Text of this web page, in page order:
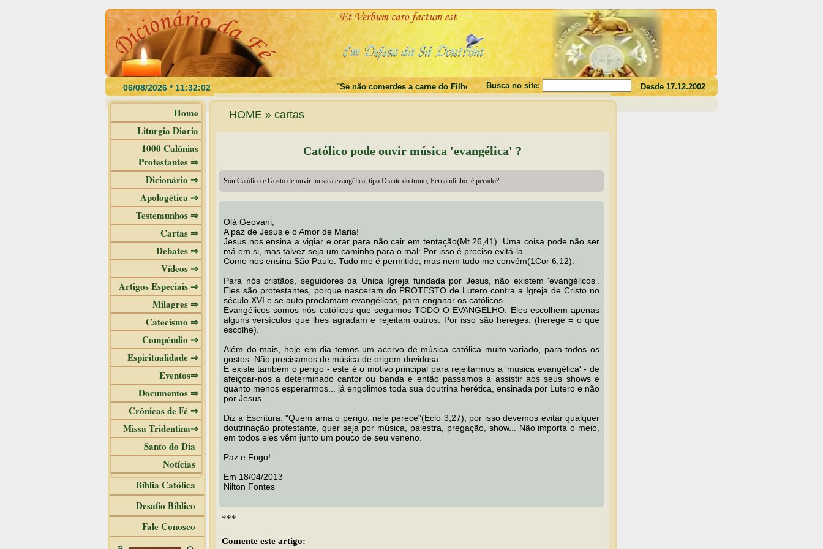
"Se não comerdes a carne do Filho do Homem, e não beberdes o seu sangue, não tereis a vida em vós"(Jo 6,53)
Busca no site: Desde 17.12.2002
Home
Liturgia Diaria
1000 Calúnias
Protestantes ⇒
Dicionário ⇒
Apologética ⇒
Testemunhos ⇒
Cartas ⇒
Debates ⇒
Vídeos ⇒
Artigos Especiais ⇒
Milagres ⇒
Catecismo ⇒
Compêndio ⇒
Espiritualidade ⇒
Eventos⇒
Documentos ⇒
Crônicas de Fé ⇒
Missa Tridentina⇒
Santo do Dia
Notícias
Bíblia Católica
Desafio Bíblico
Fale Conosco
HOME » cartas
Católico pode ouvir música 'evangélica' ?
Sou Católico e Gosto de ouvir musica evangélica, tipo Diante do trono, Fernandinho, é pecado?
Olá Geovani,
A paz de Jesus e o Amor de Maria!
Jesus nos ensina a vigiar e orar para não cair em tentação(Mt 26,41). Uma coisa pode não ser
má em si, mas talvez seja um caminho para o mal: Por isso é preciso evitá-la.
Como nos ensina São Paulo: Tudo me é permitido, mas nem tudo me convém(1Cor 6,12).
Para nós cristãos, seguidores da Única Igreja fundada por Jesus, não existem 'evangélicos'.
Eles são protestantes, porque nasceram do PROTESTO de Lutero contra a Igreja de Cristo no
século XVI e se auto proclamam evangélicos, para enganar os católicos.
Evangélicos somos nós católicos que seguimos TODO O EVANGELHO. Eles escolhem apenas
alguns versículos que lhes agradam e rejeitam outros. Por isso são hereges. (herege = o que
escolhe).
Além do mais, hoje em dia temos um acervo de música católica muito variado, para todos os
gostos: Não precisamos de música de origem duvidosa.
E existe também o perigo - este é o motivo principal para rejeitarmos a 'musica evangélica' - de
afeiçoar-nos a determinado cantor ou banda e então passamos a assistir aos seus shows e
quanto menos esperarmos... já engolimos toda sua doutrina herética, ensinada por Lutero e não
por Jesus.
Diz a Escritura: "Quem ama o perigo, nele perece"(Eclo 3,27), por isso devemos evitar qualquer
doutrinação protestante, quer seja por música, palestra, pregação, show... Não importa o meio,
em todos eles vêm junto um pouco de seu veneno.
Paz e Fogo!
Em 18/04/2013
Nilton Fontes
***
Comente este artigo: